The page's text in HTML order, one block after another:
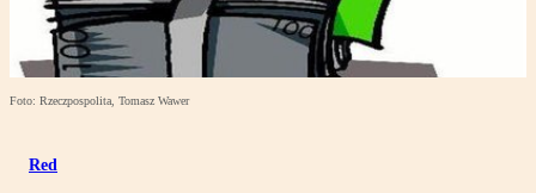
Foto: Rzeczpospolita, Tomasz Wawer
Red